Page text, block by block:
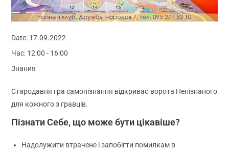
Date: 17.09.2022
Час: 12:00 - 16:00
Знания
Стародавня гра самопізнання відкриває ворота Непізнаного
для кожного з гравців.
Пізнати Себе, що може бути цікавіше?
Надолужити втрачене і запобігти помилкам в